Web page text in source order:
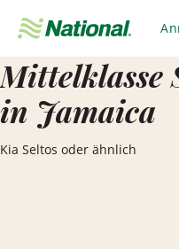
überspringen
Mittelklasse
in Jamaica
Kia Seltos oder ähnlich